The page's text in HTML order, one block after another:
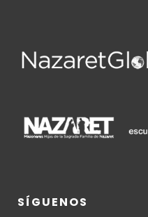
SÍGUENOS